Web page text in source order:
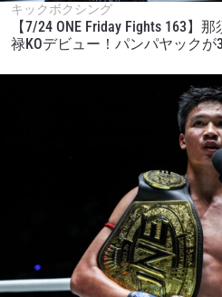
キックボクシング
【7/24 ONE Friday Fights 163】
禄KOデビュー！パンパヤックが